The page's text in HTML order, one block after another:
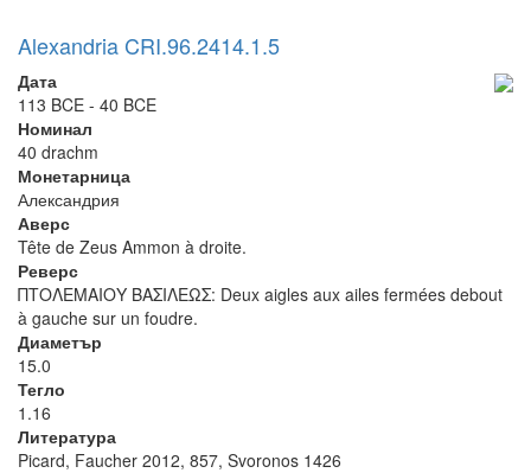
Alexandria CRI.96.2414.1.5
Дата
113 BCE - 40 BCE
Номинал
40 drachm
Монетарница
Александрия
Аверс
Tête de Zeus Ammon à droite.
Реверс
ΠΤΟΛΕΜΑΙΟΥ ΒΑΣΙΛΕΩΣ: Deux aigles aux ailes fermées debout
à gauche sur un foudre.
Диаметър
15.0
Тегло
1.16
Литература
Picard, Faucher 2012, 857, Svoronos 1426